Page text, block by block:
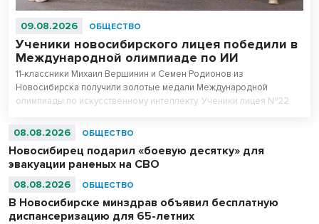
09.08.2026 ОБЩЕСТВО
Ученики новосибирского лицея победили в
Международной олимпиаде по ИИ
11-классники Михаил Вершинин и Семен Родионов из
Новосибирска получили золотые медали Международной
олимпиады по искусственному интеллекту. Ученики лицея №22
абсолютными чемпионами соревнований.
08.08.2026 ОБЩЕСТВО
Новосибирец подарил «боевую десятку» для
эвакуации раненых на СВО
08.08.2026 ОБЩЕСТВО
В Новосибирске минздрав объявил бесплатную
диспансеризацию для 65-летних